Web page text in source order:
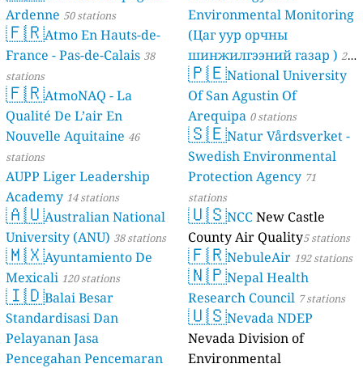
Ardenne 50 stations
🇫🇷Atmo En Hauts-de-
France - Pas-de-Calais 38
stations
🇫🇷AtmoNAQ - La
Qualité De L’air En
Nouvelle Aquitaine 46
stations
AUPP Liger Leadership
Academy 14 stations
🇦🇺Australian National
University (ANU) 38 stations
🇲🇽Ayuntamiento De
Mexicali 120 stations
🇮🇩Balai Besar
Standardisasi Dan
Pelayanan Jasa
Pencegahan Pencemaran
Environmental Monitoring
(Цаг уур орчны
шинжилгээний газар ) 21
stations
🇵🇪National University
Of San Agustin Of
Arequipa 0 stations
🇸🇪Natur Vårdsverket -
Swedish Environmental
Protection Agency 71
stations
🇺🇸NCCNew Castle
County Air Quality5 stations
🇫🇷NebuleAir 192 stations
🇳🇵Nepal Health
Research Council 7 stations
🇺🇸Nevada NDEP
Nevada Division of
Environmental